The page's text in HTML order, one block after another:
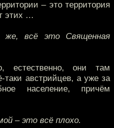
– это территория
этих …
всё это Священная
естественно, они там
австрийцев, а уже за
население, причём
– это всё плохо.